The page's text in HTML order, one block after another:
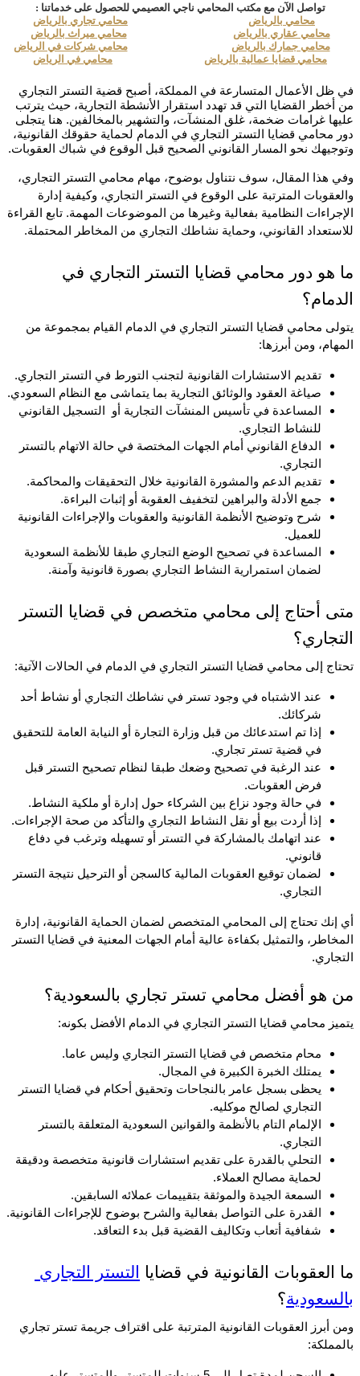
تواصل الآن مع مكتب المحامي ناجي العصيمي للحصول على خدماتنا :
محامي بالرياض
محامي تجاري بالرياض
محامي عقاري بالرياض
محامي ميراث بالرياض
محامي جمارك بالرياض
محامي شركات في الرياض
محامي قضايا عمالية بالرياض
محامي في الرياض
في ظل الأعمال المتسارعة في المملكة، أصبح قضية التستر التجاري
من أخطر القضايا التي قد تهدد استقرار الأنشطة التجارية، حيث يترتب
عليها غرامات ضخمة، غلق المنشآت، والتشهير بالمخالفين. هنا يتجلى
دور محامي قضايا التستر التجاري في الدمام لحماية حقوقك القانونية،
وتوجيهك نحو المسار القانوني الصحيح قبل الوقوع في شباك العقوبات.
للاستعداد القانوني، وحماية نشاطك التجاري من المخاطر المحتملة.
الدمام؟
المهام، ومن أبرزها:
تقديم الاستشارات القانونية لتجنب التورط في التستر التجاري.
صياغة العقود والوثائق التجارية بما يتماشى مع النظام السعودي.
للنشاط التجاري.
التجاري.
تقديم الدعم والمشورة القانونية خلال التحقيقات والمحاكمة.
جمع الأدلة والبراهين لتخفيف العقوبة أو إثبات البراءة.
للعميل.
لضمان استمرارية النشاط التجاري بصورة قانونية وآمنة.
التجاري؟
تحتاج إلى محامي قضايا التستر التجاري في الدمام في الحالات الآتية:
شركائك.
في قضية تستر تجاري.
فرض العقوبات.
في حالة وجود نزاع بين الشركاء حول إدارة أو ملكية النشاط.
إذا أردت بيع أو نقل النشاط التجاري والتأكد من صحة الإجراءات.
قانوني.
التجاري.
التجاري.
من هو أفضل محامي تستر تجاري بالسعودية؟
يتميز محامي قضايا التستر التجاري في الدمام الأفضل بكونه:
محام متخصص في قضايا التستر التجاري وليس عاما.
يمتلك الخبرة الكبيرة في المجال.
التجاري لصالح موكليه.
التجاري.
لحماية مصالح العملاء.
السمعة الجيدة والموثقة بتقييمات عملائه السابقين.
القدرة على التواصل بفعالية والشرح بوضوح للإجراءات القانونية.
شفافية أتعاب وتكاليف القضية قبل بدء التعاقد.
ما العقوبات القانونية في قضايا
بالسعودية؟
بالمملكة: